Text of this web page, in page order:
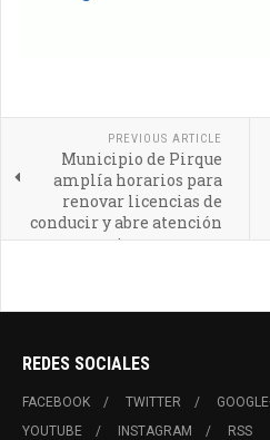
PREVIOUS ARTICLE
Municipio de Pirque
amplía horarios para
renovar licencias de
conducir y abre atención
a otras comunas
REDES SOCIALES
FACEBOOK TWITTER
YOUTUBE
INSTAGRAM RSS